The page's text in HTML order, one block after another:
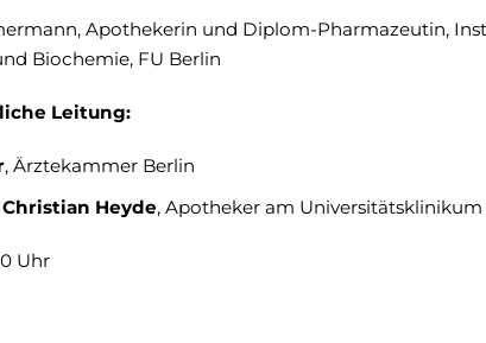
Apothekerin und Diplom-Pharmazeutin,
Biochemie, FU Berlin
Leitung:
, Ärztekammer Berlin
Heyde, Apotheker am
Uhr